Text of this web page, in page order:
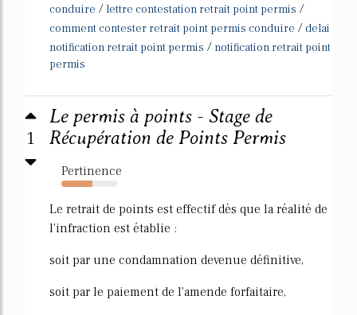
conduire / lettre contestation retrait point permis /
comment contester retrait point permis conduire / delai
notification retrait point permis / notification retrait point
permis
1
Le permis à points - Stage de
Récupération de Points Permis
Pertinence
55%
Le retrait de points est effectif dès que la réalité de
l'infraction est établie :
soit par une condamnation devenue définitive,
soit par le paiement de l'amende forfaitaire,